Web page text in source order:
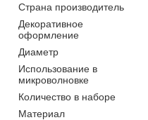
Страна производитель
Декоративное
оформление
Диаметр
Использование в
микроволновке
Количество в наборе
Материал